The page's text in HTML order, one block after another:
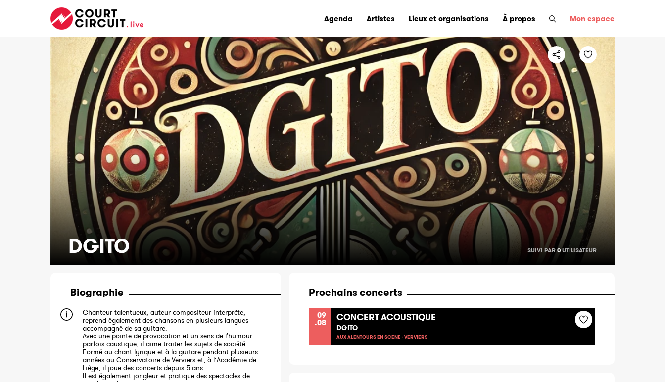
Agenda Artistes Lieux et organisations À propos Mon espace
DGITO SUIVI PAR0UTILISATEUR
Biographie
Chanteur talentueux, auteur-compositeur-interprète,
reprend également des chansons en plusieurs langues
accompagné de sa guitare.
Avec une pointe de provocation et un sens de l'humour
parfois caustique, il aime traiter les sujets de société.
Formé au chant lyrique et à la guitare pendant plusieurs
années au Conservatoire de Verviers et, à l’Académie de
Liège, il joue des concerts depuis 5 ans.
Il est également jongleur et pratique des spectacles de
Prochains concerts
09
.08 CONCERT ACOUSTIQUE
DGITO
AUX ALENTOURS EN SCENE - VERVIERS